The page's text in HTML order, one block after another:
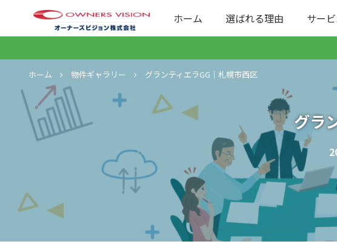
ホーム 選ばれる理由 サー
ホーム 物件ギャラリー グランティエラGG｜札幌市西区
グラ